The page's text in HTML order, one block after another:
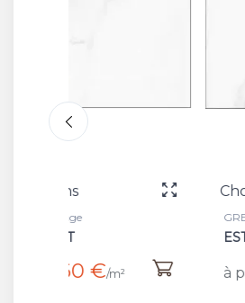
Choix des options
à partir de 44,16 €